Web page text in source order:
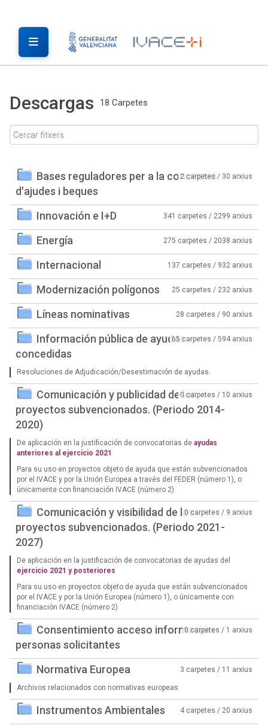
Descargas 18 Carpetes
Bases reguladores per a la concessió
d'ajudes i beques
2 carpetes / 30 arxius
Innovación e I+D 341 carpetes / 2299 arxius
Energía 275 carpetes / 2038 arxius
Internacional 137 carpetes / 932 arxius
Modernización polígonos 25 carpetes / 232 arxius
Líneas nominativas 28 carpetes / 90 arxius
Información pública de ayudas
concedidas
65 carpetes / 594 arxius
Resoluciones de Adjudicación/Desestimación de ayudas.
Comunicación y publicidad de los
proyectos subvencionados. (Periodo 2014-
2020)
0 carpetes / 10 arxius
De aplicación en la justificación de convocatorias de ayudas
anteriores al ejercicio 2021
Para su uso en proyectos objeto de ayuda que están subvencionados
por el IVACE y por la Unión Europea a través del FEDER (número 1), o
únicamente con financiación IVACE (número 2)
Comunicación y visibilidad de los
proyectos subvencionados. (Periodo 2021-
2027)
0 carpetes / 9 arxius
De aplicación en la justificación de convocatorias de ayudas del
ejercicio 2021 y posteriores
Para su uso en proyectos objeto de ayuda que están subvencionados
por el IVACE y por la Unión Europea (número 1), o únicamente con
financiación IVACE (número 2)
Consentimiento acceso información
personas solicitantes
0 carpetes / 1 arxius
Normativa Europea 3 carpetes / 11 arxius
Archivos relacionados con normativas europeas
Instrumentos Ambientales 4 carpetes / 20 arxius